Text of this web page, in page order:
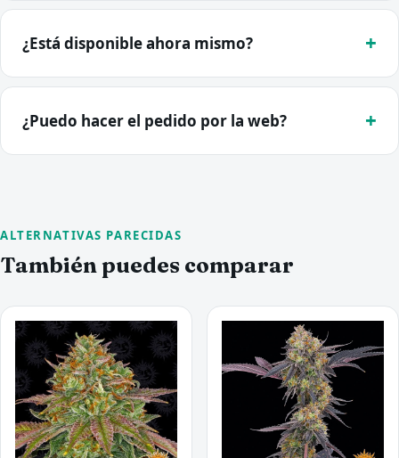
¿Está disponible ahora mismo?
¿Puedo hacer el pedido por la web?
ALTERNATIVAS PARECIDAS
También puedes comparar